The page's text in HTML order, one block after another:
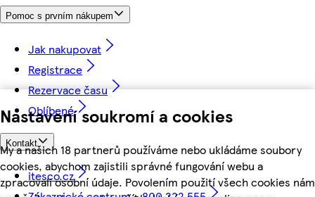
Nastavení soukromí a cookies
My a našich 18 partnerů používáme nebo ukládáme soubory
cookies, abychom zajistili správné fungování webu a
zpracovali osobní údaje. Povolením použití všech cookies nám
Pomoc s prvním nákupem
Jak nakupovat
Registrace
Rezervace času
Oblíbené
Kontakt
itesco.cz